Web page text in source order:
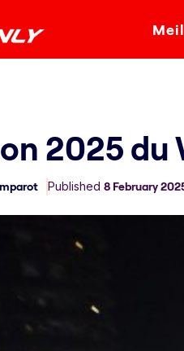
2025
Published 8 February